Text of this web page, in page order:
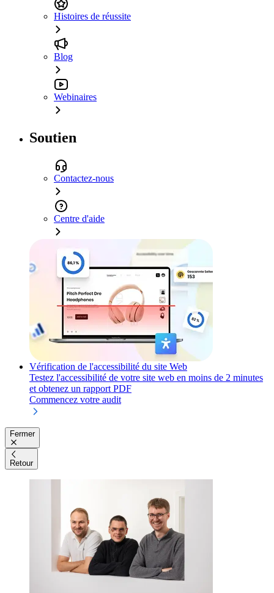
Histoires de réussite
Blog
Webinaires
Soutien
Contactez-nous
Centre d'aide
Vérification de l'accessibilité du site Web
Testez l'accessibilité de votre site web en moins de 2 minutes
et obtenez un rapport PDF
Commencez votre audit
Fermer
Retour